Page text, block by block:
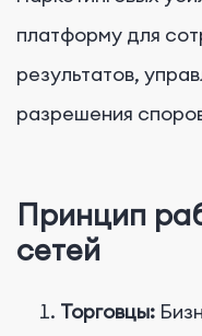
платформу для
результатов,
разрешения
Принцип
сетей
Торговцы: